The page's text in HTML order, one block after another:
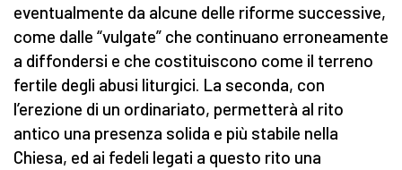
eventualmente da alcune delle riforme successive,
come dalle “vulgate” che continuano erroneamente
a diffondersi e che costituiscono come il terreno
fertile degli abusi liturgici. La seconda, con
l’erezione di un ordinariato, permetterà al rito
antico una presenza solida e più stabile nella
Chiesa, ed ai fedeli legati a questo rito una